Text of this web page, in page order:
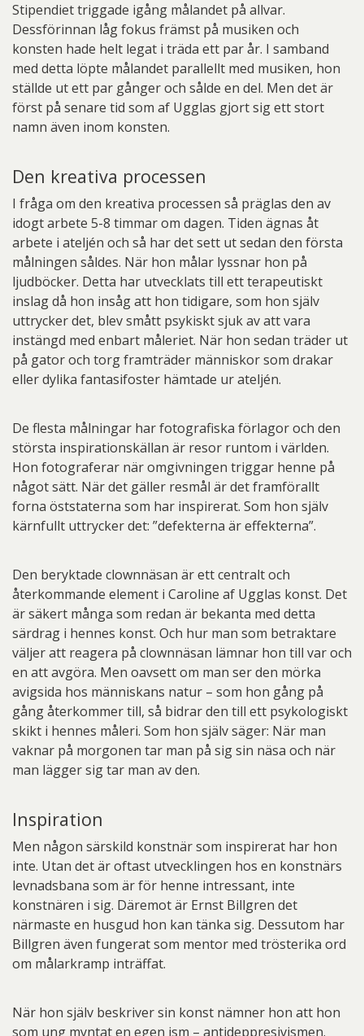
Stipendiet triggade igång målandet på allvar.
Dessförinnan låg fokus främst på musiken och
konsten hade helt legat i träda ett par år. I samband
med detta löpte målandet parallellt med musiken, hon
ställde ut ett par gånger och sålde en del. Men det är
först på senare tid som af Ugglas gjort sig ett stort
namn även inom konsten.
Den kreativa processen
I fråga om den kreativa processen så präglas den av
idogt arbete 5-8 timmar om dagen. Tiden ägnas åt
arbete i ateljén och så har det sett ut sedan den första
målningen såldes. När hon målar lyssnar hon på
ljudböcker. Detta har utvecklats till ett terapeutiskt
inslag då hon insåg att hon tidigare, som hon själv
uttrycker det, blev smått psykiskt sjuk av att vara
instängd med enbart måleriet. När hon sedan träder ut
på gator och torg framträder människor som drakar
eller dylika fantasifoster hämtade ur ateljén.
De flesta målningar har fotografiska förlagor och den
största inspirationskällan är resor runtom i världen.
Hon fotograferar när omgivningen triggar henne på
något sätt. När det gäller resmål är det framförallt
forna öststaterna som har inspirerat. Som hon själv
kärnfullt uttrycker det: ”defekterna är effekterna”.
Den beryktade clownnäsan är ett centralt och
återkommande element i Caroline af Ugglas konst. Det
är säkert många som redan är bekanta med detta
särdrag i hennes konst. Och hur man som betraktare
väljer att reagera på clownnäsan lämnar hon till var och
en att avgöra. Men oavsett om man ser den mörka
avigsida hos människans natur – som hon gång på
gång återkommer till, så bidrar den till ett psykologiskt
skikt i hennes måleri. Som hon själv säger: När man
vaknar på morgonen tar man på sig sin näsa och när
man lägger sig tar man av den.
Inspiration
Men någon särskild konstnär som inspirerat har hon
inte. Utan det är oftast utvecklingen hos en konstnärs
levnadsbana som är för henne intressant, inte
konstnären i sig. Däremot är Ernst Billgren det
närmaste en husgud hon kan tänka sig. Dessutom har
Billgren även fungerat som mentor med trösterika ord
om målarkramp inträffat.
När hon själv beskriver sin konst nämner hon att hon
som ung myntat en egen ism – antideppresivismen.